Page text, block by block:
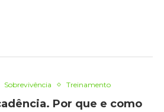
Sobrevivência Treinamento
Por que e como